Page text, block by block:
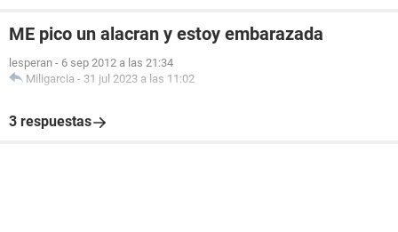
ME pico un alacran y estoy embarazada
lesperan - 6 sep 2012 a las 21:34
Miligarcia - 31 jul 2023 a las 11:02
3 respuestas